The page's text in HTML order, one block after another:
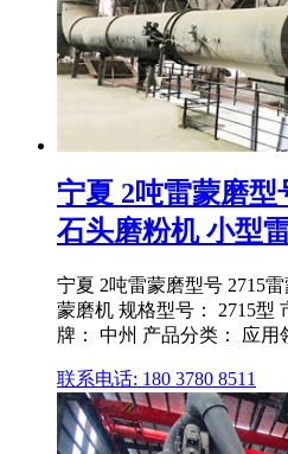
宁夏 2吨雷蒙磨型
石头磨粉机 小型
宁夏 2吨雷蒙磨型号 2715
蒙磨机 规格型号： 2715型
牌： 中州 产品分类： 应用
联系电话: 180 3780 8511